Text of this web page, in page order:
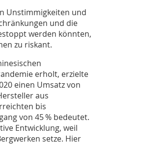
Unstimmigkeiten und
und die
werden könnten,
zu riskant.
erholt, erzielte
einen Umsatz von
aus
bis
von 45 % bedeutet.
Entwicklung, weil
setze. Hier